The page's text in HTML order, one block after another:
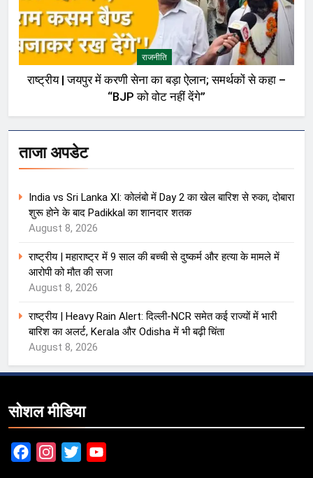
राजनीति
राष्ट्रीय | जयपुर में करणी सेना का बड़ा ऐलान; समर्थकों से कहा –
“BJP को वोट नहीं देंगे”
ताजा अपडेट
India vs Sri Lanka XI: कोलंबो में Day 2 का खेल बारिश से रुका, दोबारा
शुरू होने के बाद Padikkal का शानदार शतक
August 8, 2026
राष्ट्रीय | महाराष्ट्र में 9 साल की बच्ची से दुष्कर्म और हत्या के मामले में
आरोपी को मौत की सजा
August 8, 2026
राष्ट्रीय | Heavy Rain Alert: दिल्ली-NCR समेत कई राज्यों में भारी
बारिश का अलर्ट, Kerala और Odisha में भी बढ़ी चिंता
August 8, 2026
सोशल मीडिया
FacebookInstagram
Twitter